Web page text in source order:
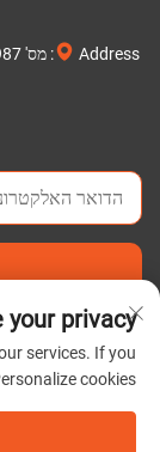
כל הזכויות שמורות © 2025 על ידי פודיאן C&Q נייר בעמ. |
your privacy
services. If you
cookies.